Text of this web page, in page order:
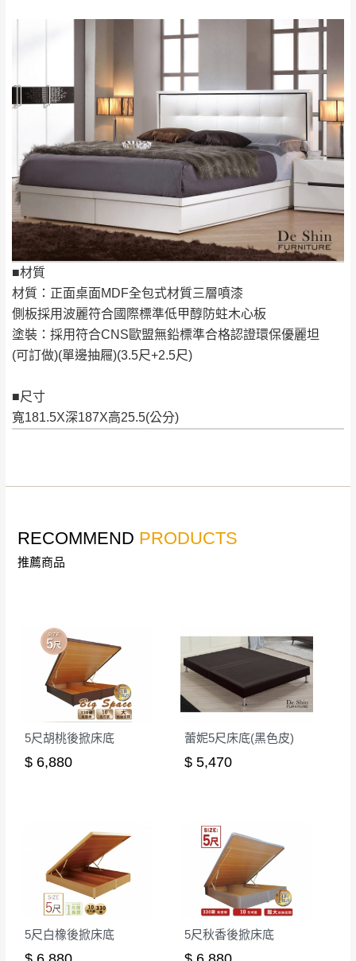
■材質
材質：正面桌面MDF全包式材質三層噴漆
側板採用波麗符合國際標準低甲醇防蛀木心板
塗裝：採用符合CNS歐盟無鉛標準合格認證環保優麗坦
(可訂做)(單邊抽屜)(3.5尺+2.5尺)
■尺寸
寬181.5X深187X高25.5(公分)
NT$500元
＊A108產品另收運費
苗栗
$ 9,000以上：免
運費
$ 9,000以下：
NT$500元
＊A108產品另收運費
卓蘭鎮、三灣、通
霄山區、西湖、泰
安鄉、大湖鄉、頭
屋、獅潭鄉
配送天數：5~14天
到貨時間：指定送貨日當天以電話聯絡確認
｜周（一）配送部門固定公休無送貨｜
台北市、新北市地區固定每周(三)、(日)兩天收送貨
暫無配送地區：彰化、南投、雲林、嘉義、台南、高
雄、屏東、宜蘭、 花蓮、台東、金門、馬祖、澎湖地區
其它注意事項
本司貨車運送如因路況不佳、天候惡劣、過於偏遠之
山區內等，或收貨地點搬運過於困難等因素，導致無
法順利配送，本公司除了盡最大努力完成配送外，視
狀況保有出貨的權利。
保護物流人員的工作安全，賣家無提供吊掛服務，若
因大型傢俱有組裝、配送的問題，並非一般快速到貨
商品，無法指定特定時間送達，司機當天到貨前皆會
再與您通知，讓您不用整天在家等貨，以免浪費你的
寶貴時間。
如遇自然災害、政府宣布之災害警報等不可抗力情
事，而危及運送人員輸送之安全，本司得視狀況延後
或停止運送服務。
因大型傢俱有組裝、配送的問題，並非一般
機當天到貨前皆會再與您通知，讓你不用整
天在家等貨，以節省您的寶貴時間。
由於百貨公司配送較為不易，故暫無法配送
至百貨公司內部。
若您選擇三聯式或索取兩聯式發票，發票將於商品
完成出貨15個工作天另行寄出，另外約加上2~7個
工作天內送達，如遇國定假日將順延寄送。
退換貨說明：
若收到不良品，請於到貨日起七日內通知本
公司客服人員，我們將為您更換新品，運費
皆由本站負責，所有退回及換貨之商品必須
是全新狀態且完整包裝，床墊、床包、枕頭
包裝、廠商紙及所有附隨文件或資料之完整
性)，若未依照上述方式處理，恕無法接受退
電腦螢幕的設定色差或解析度等因素， 與實
退換貨，需自付來回運費及人資成本
非因本公司問題而需退換貨，請於收到貨7日
內通知客服人員(Line@ ID：
@dershin)，並
須保持商品全新狀態與完整包裝。鑑賞期間
若發生非本司因素致使之汙損破壞，恕無法
辦理退換貨。
環境不同。若屬人為因素導致商品損壞、零
件短缺，則維修、搬運費用，需由消費者自
行吸收(另事先與消費者報價，消費者同意將
會進行維修)。
到貨7日內為鑑賞期(注意:鑑賞期非試用期)，
RECOMMEND PRODUCTS
推薦商品
5尺胡桃後掀床底
$ 6,880
蕾妮5尺床底(黑色皮)
$ 5,470
5尺白橡後掀床底 5尺秋香後掀床底